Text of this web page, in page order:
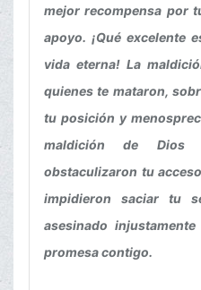
mejor recompensa por
apoyo. ¡Qué excelente
vida eterna! La
quienes te mataron,
tu posición y
maldición de Dios
obstaculizaron tu
impidieron saciar tu
asesinado
promesa contigo.